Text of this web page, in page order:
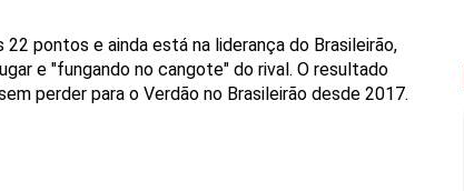
pontos e ainda está na liderança do Brasileirão,
e "fungando no cangote" do rival. O resultado
perder para o Verdão no Brasileirão desde 2017.